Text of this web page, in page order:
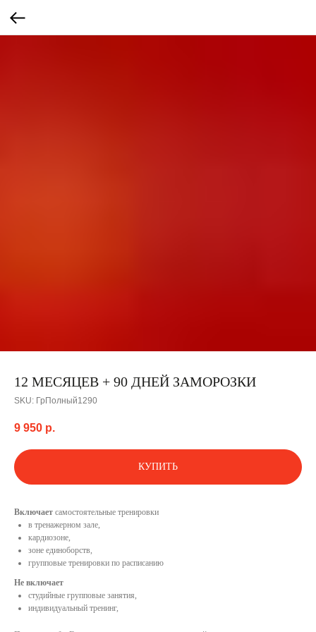
12 МЕСЯЦЕВ + 90 ДНЕЙ ЗАМОРОЗКИ
SKU: ГрПолный1290
9 950 р.
КУПИТЬ
Включает самостоятельные тренировки
в тренажерном зале,
кардиозоне,
зоне единоборств,
групповые тренировки по расписанию
Не включает
студийные групповые занятия,
индивидуальный тренинг,